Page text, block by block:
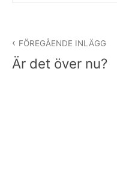
FÖREGÅENDE INLÄGG
Är det över nu?